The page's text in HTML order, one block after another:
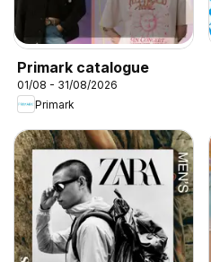
Primark catalogue
01/08 - 31/08/2026
Primark